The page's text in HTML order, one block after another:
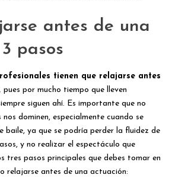
antes de una
pasos
tienen que relajarse antes
pues por mucho tiempo que lleven
siguen ahí. Es importante que no
dominen, especialmente cuando se
baile, ya que se podría perder la fluidez de
y no realizar el espectáculo que
tres pasos principales que debes tomar en
relajarse antes de una actuación: